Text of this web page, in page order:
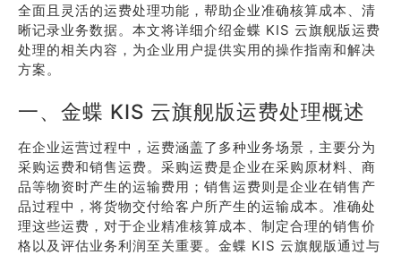
全面且灵活的运费处理功能，帮助企业准确核算成本、清
晰记录业务数据。本文将详细介绍金蝶 KIS 云旗舰版运费
处理的相关内容，为企业用户提供实用的操作指南和解决
方案。
一、金蝶 KIS 云旗舰版运费处理概述
在企业运营过程中，运费涵盖了多种业务场景，主要分为
采购运费和销售运费。采购运费是企业在采购原材料、商
品等物资时产生的运输费用；销售运费则是企业在销售产
品过程中，将货物交付给客户所产生的运输成本。准确处
理这些运费，对于企业精准核算成本、制定合理的销售价
格以及评估业务利润至关重要。金蝶 KIS 云旗舰版通过与